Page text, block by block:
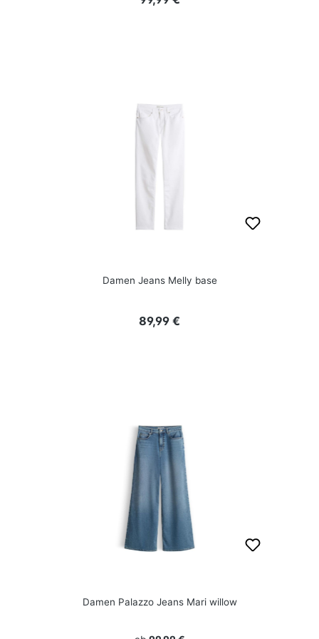
Damen Jeans Melly base
Regulärer Preis:
89,99 €
Damen Palazzo Jeans Mari willow